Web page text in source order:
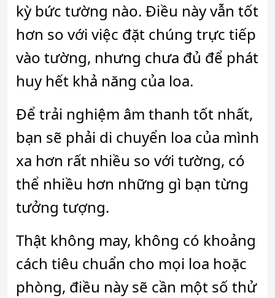
kỳ bức tường nào. Điều này vẫn tốt
hơn so với việc đặt chúng trực tiếp
vào tường, nhưng chưa đủ để phát
huy hết khả năng của loa.
Để trải nghiệm âm thanh tốt nhất,
bạn sẽ phải di chuyển loa của mình
xa hơn rất nhiều so với tường, có
thể nhiều hơn những gì bạn từng
tưởng tượng.
Thật không may, không có khoảng
cách tiêu chuẩn cho mọi loa hoặc
phòng, điều này sẽ cần một số thử